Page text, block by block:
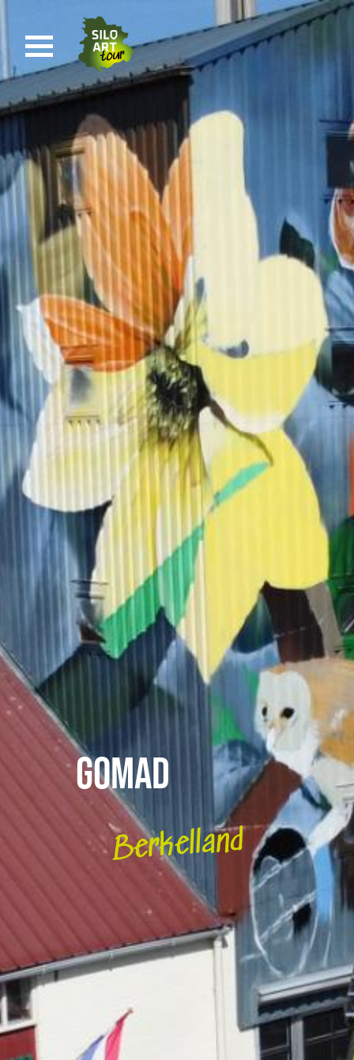
GOMAD
Berkelland